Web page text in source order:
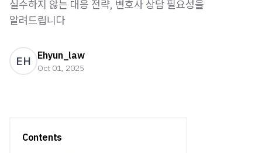
실수하지 않는 대응 전략, 변호사 상담 필요성을
알려드립니다
EH Ehyun_law
Oct 01, 2025
Contents